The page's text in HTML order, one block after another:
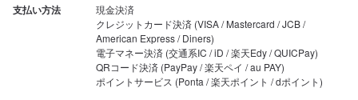
支払い方法
現金決済
クレジットカード決済 (VISA / Mastercard / JCB /
American Express / Diners)
電子マネー決済 (交通系IC / iD / 楽天Edy / QUICPay)
QRコード決済 (PayPay / 楽天ペイ / au PAY)
ポイントサービス (Ponta / 楽天ポイント / dポイント)